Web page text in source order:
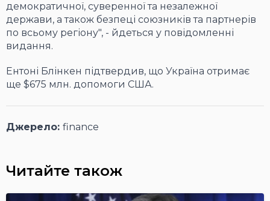
демократичної, суверенної та незалежної
держави, а також безпеці союзників та партнерів
по всьому регіону", - йдеться у повідомленні
видання.
Ентоні Блінкен підтвердив, що Україна отримає
ще $675 млн. допомоги США.
Джерело: finance
Читайте також